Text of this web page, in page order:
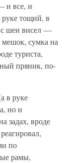
и все, и
руке тощий, в
шеи висел —
сумка на
туриста,
пряник, по-
в руке
но и
задах, вроде
по
рамы,